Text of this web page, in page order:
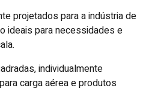
projetados para a indústria de
ideais para necessidades e
individualmente
carga aérea e produtos